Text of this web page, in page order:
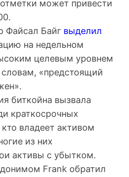
может привести
Файсал Байг выделил
на недельном
целевым уровнем
«предстоящий
биткойна вызвала
краткосрочных
владеет активом
из них
активы с убытком.
Frank обратил